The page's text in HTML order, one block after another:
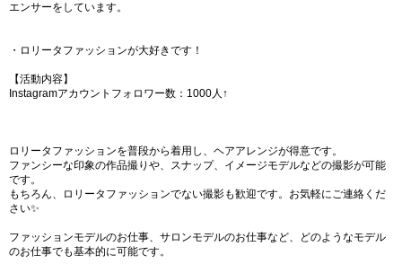
エンサーをしています。
・ロリータファッションが大好きです！
【活動内容】
Instagramアカウントフォロワー数：1000人↑
ロリータファッションを普段から着用し、ヘアアレンジが得意です。
ファンシーな印象の作品撮りや、スナップ、イメージモデルなどの撮影が可能
です。
もちろん、ロリータファッションでない撮影も歓迎です。お気軽にご連絡くだ
さい✨️
ファッションモデルのお仕事、サロンモデルのお仕事など、どのようなモデル
のお仕事でも基本的に可能です。